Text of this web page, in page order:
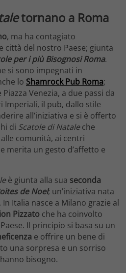
tornano a Roma
, ma ha contagiato
città del nostro Paese; giunta
per i più Bisognosi Roma.
si sono impegnati in
lo Shamrock Pub Roma;
Venezia, a due passi da
Imperiali, il pub, dallo stile
all’iniziativa e si è offerto
di Scatole di Nataleche
comunità, ai centri
merita un gesto d’affetto e
è giunta alla sua seconda
de Noel; un’iniziativa nata
Italia nasce a Milano grazie al
Pizzato che ha coinvolto
Il principio si basa su un
e offrire un bene di
una sorpresa e un sorriso
bisogno.